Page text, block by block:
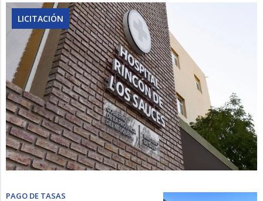
LICITACIÓN
PAGO DE TASAS